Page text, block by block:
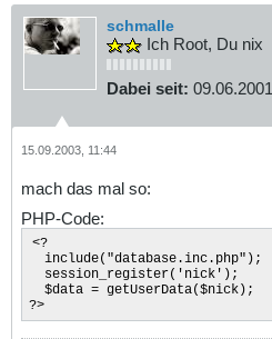
schmalle
Ich Root, Du nix
Dabei seit: 09.06.2001
15.09.2003, 11:44
mach das mal so:
PHP-Code:
<?
include("database.inc.php");
session_register('nick');
$data = getUserData($nick);
?>